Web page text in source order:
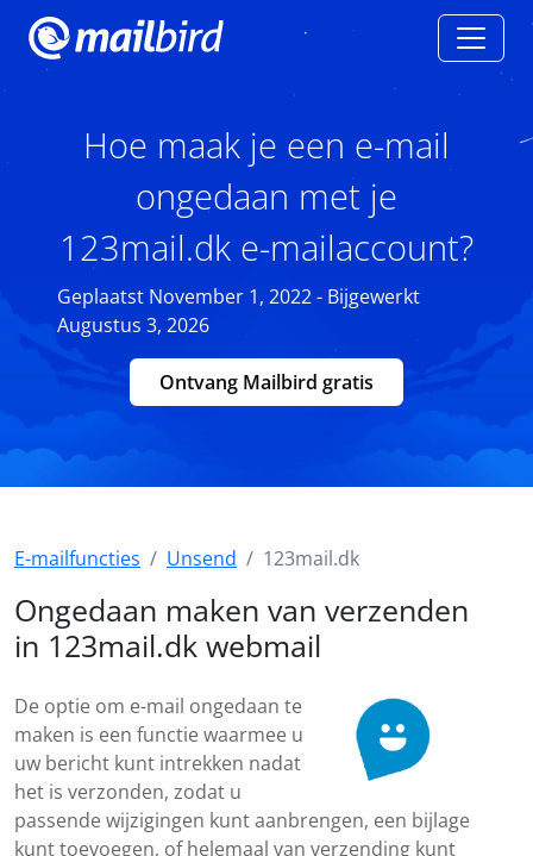
Hoe maak je een e-mail
ongedaan met je
123mail.dk e-mailaccount?
Geplaatst November 1, 2022 - Bijgewerkt
Augustus 3, 2026
Ontvang Mailbird gratis
E-mailfuncties Unsend 123mail.dk
Ongedaan maken van verzenden
in 123mail.dk webmail
De optie om e-mail ongedaan te
maken is een functie waarmee u
uw bericht kunt intrekken nadat
het is verzonden, zodat u
passende wijzigingen kunt aanbrengen, een bijlage
kunt toevoegen, of helemaal van verzending kunt